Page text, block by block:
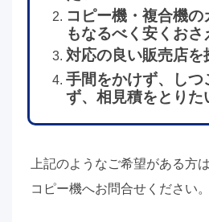
コピー機・複合機
もなるべく安くおさ
対応の良い販売店を
手間をかけず、しつ
ず、相見積をとりた
上記のようなご希望がある方
コピー機へお問合せください。